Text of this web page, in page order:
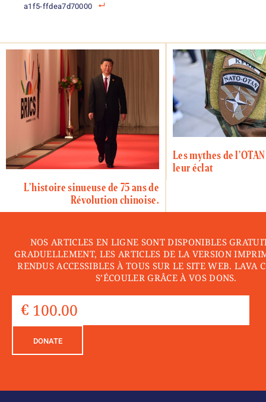
a1f5-ffdea7d70000
L’histoire sinueuse de 75 ans de
Révolution chinoise.
Les mythes de
leur éclat
NOS ARTICLES EN LIGNE SONT DISPONIBLES
GRADUELLEMENT, LES ARTICLES DE LA VERSION
RENDUS ACCESSIBLES À TOUS SUR LE SITE WEB. LAVA
S’ÉCOULER GRÂCE À VOS DONS.
DONATE